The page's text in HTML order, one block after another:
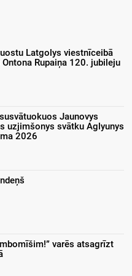
Latgolys viestnīceibā
Ontona Rupaiņa 120. jubileju
Jaunovys
uzjimšonys svātku Aglyunys
2026
varēs atsagrīzt